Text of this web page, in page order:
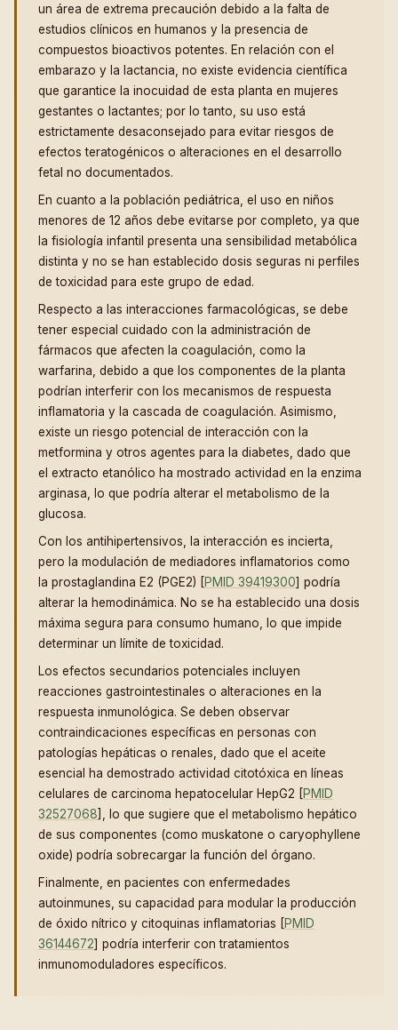
un área de extrema precaución debido a la falta de
estudios clínicos en humanos y la presencia de
compuestos bioactivos potentes. En relación con el
embarazo y la lactancia, no existe evidencia científica
que garantice la inocuidad de esta planta en mujeres
gestantes o lactantes; por lo tanto, su uso está
estrictamente desaconsejado para evitar riesgos de
efectos teratogénicos o alteraciones en el desarrollo
fetal no documentados.
En cuanto a la población pediátrica, el uso en niños
menores de 12 años debe evitarse por completo, ya que
la fisiología infantil presenta una sensibilidad metabólica
distinta y no se han establecido dosis seguras ni perfiles
de toxicidad para este grupo de edad.
Respecto a las interacciones farmacológicas, se debe
tener especial cuidado con la administración de
fármacos que afecten la coagulación, como la
warfarina, debido a que los componentes de la planta
podrían interferir con los mecanismos de respuesta
inflamatoria y la cascada de coagulación. Asimismo,
existe un riesgo potencial de interacción con la
metformina y otros agentes para la diabetes, dado que
el extracto etanólico ha mostrado actividad en la enzima
arginasa, lo que podría alterar el metabolismo de la
glucosa.
Con los antihipertensivos, la interacción es incierta,
pero la modulación de mediadores inflamatorios como
la prostaglandina E2 (PGE2) [PMID 39419300] podría
alterar la hemodinámica. No se ha establecido una dosis
máxima segura para consumo humano, lo que impide
determinar un límite de toxicidad.
Los efectos secundarios potenciales incluyen
reacciones gastrointestinales o alteraciones en la
respuesta inmunológica. Se deben observar
contraindicaciones específicas en personas con
patologías hepáticas o renales, dado que el aceite
esencial ha demostrado actividad citotóxica en líneas
celulares de carcinoma hepatocelular HepG2 [PMID
32527068], lo que sugiere que el metabolismo hepático
de sus componentes (como muskatone o caryophyllene
oxide) podría sobrecargar la función del órgano.
Finalmente, en pacientes con enfermedades
autoinmunes, su capacidad para modular la producción
de óxido nítrico y citoquinas inflamatorias [PMID
36144672] podría interferir con tratamientos
inmunomoduladores específicos.